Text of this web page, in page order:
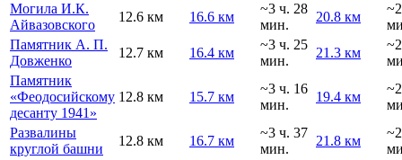
Могила И.К.
Айвазовского
12.6 км 16.6 км
~3 ч. 28
мин.
20.8 км
Памятник А. П.
Довженко
12.7 км 16.4 км
~3 ч. 25
мин.
21.3 км
Памятник
«Феодосийскому
десанту 1941»
12.8 км 15.7 км
~3 ч. 16
мин.
19.4 км
Развалины
круглой башни
12.8 км 16.7 км
~3 ч. 37
мин.
21.8 км